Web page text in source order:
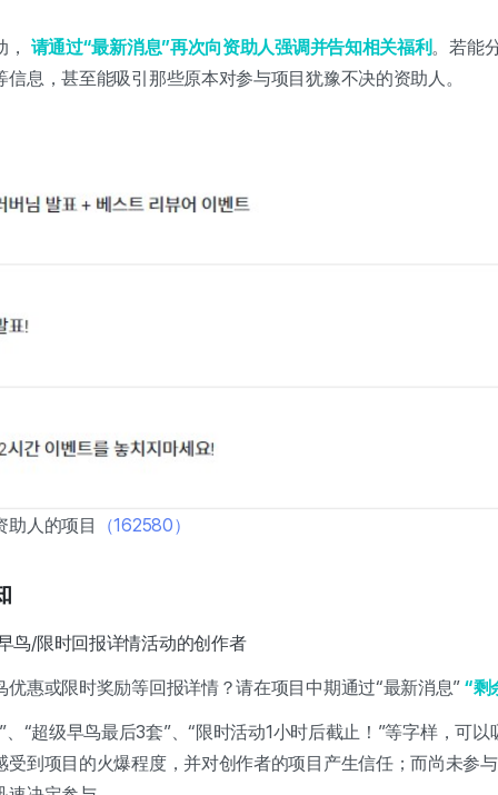
请通过“最新消息”再次向资助人强调并告知相关福利。若能
息，甚至能吸引那些原本对参与项目犹豫不决的资助人。
助人的项目 （162580）
鸟/限时回报详情活动的创作者
惠或限时奖励等回报详情？请在项目中期通过“最新消息” “剩
“超级早鸟最后3套”、“限时活动1小时后截止！”等字样，可
受到项目的火爆程度，并对创作者的项目产生信任；而尚未参